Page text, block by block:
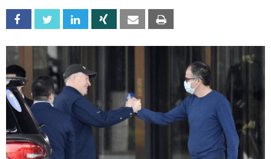
Facebook Twitter Linkedin Xing Email